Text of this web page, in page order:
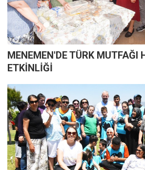
MENEMEN'DE TÜRK MUTFAĞI
ETKİNLİĞİ